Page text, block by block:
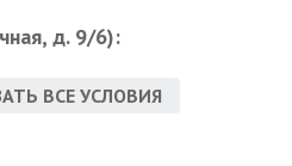
д. 9/6):
ВСЕ УСЛОВИЯ